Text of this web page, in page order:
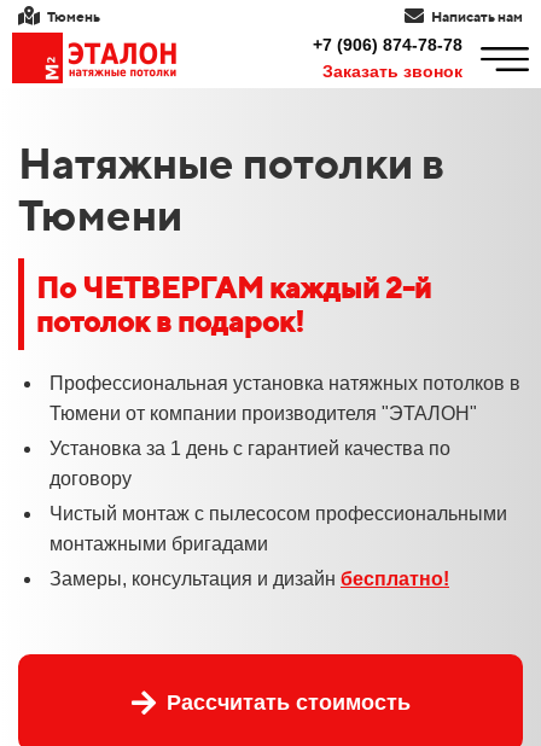
Тюмень Написать нам
+7 (906) 874-78-78
Заказать звонок
Натяжные потолки в
Тюмени
По ЧЕТВЕРГАМ каждый 2-й
потолок в подарок!
Профессиональная установка натяжных потолков в
Тюмени от компании производителя "ЭТАЛОН"
Установка за 1 день с гарантией качества по
договору
Чистый монтаж с пылесосом профессиональными
монтажными бригадами
Замеры, консультация и дизайн бесплатно!
Рассчитать стоимость